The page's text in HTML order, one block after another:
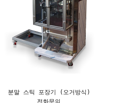
분말 스틱 포장기 (오거방식)
전화문의